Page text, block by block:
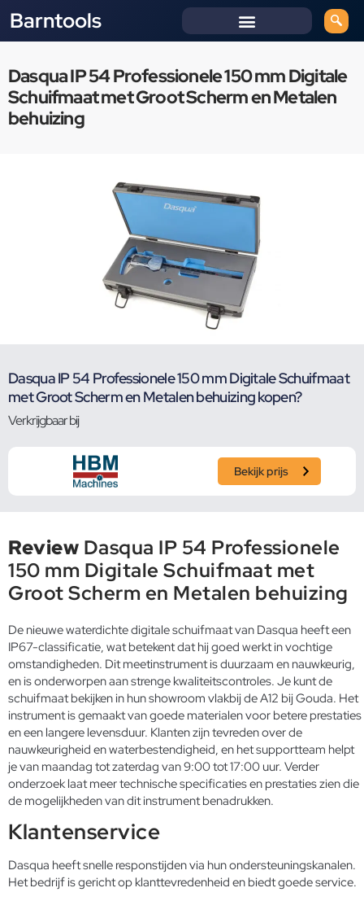
Barntools
Dasqua IP 54 Professionele 150 mm Digitale
Schuifmaat met Groot Scherm en Metalen
behuizing
Dasqua IP 54 Professionele 150 mm Digitale Schuifmaat
met Groot Scherm en Metalen behuizing kopen?
Verkrijgbaar bij
Bekijk prijs
Review Dasqua IP 54 Professionele
150 mm Digitale Schuifmaat met
Groot Scherm en Metalen behuizing
De nieuwe waterdichte digitale schuifmaat van Dasqua heeft een
IP67-classificatie, wat betekent dat hij goed werkt in vochtige
omstandigheden. Dit meetinstrument is duurzaam en nauwkeurig,
en is onderworpen aan strenge kwaliteitscontroles. Je kunt de
schuifmaat bekijken in hun showroom vlakbij de A12 bij Gouda. Het
instrument is gemaakt van goede materialen voor betere prestaties
en een langere levensduur. Klanten zijn tevreden over de
nauwkeurigheid en waterbestendigheid, en het supportteam helpt
je van maandag tot zaterdag van 9:00 tot 17:00 uur. Verder
onderzoek laat meer technische specificaties en prestaties zien die
de mogelijkheden van dit instrument benadrukken.
Klantenservice
Dasqua heeft snelle responstijden via hun ondersteuningskanalen.
Het bedrijf is gericht op klanttevredenheid en biedt goede service.